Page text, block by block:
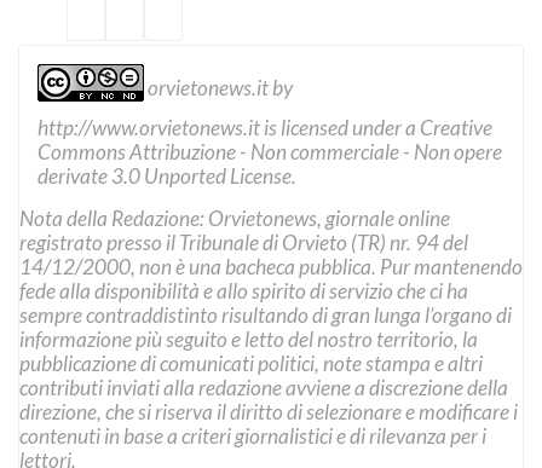
orvietonews.itby
http://www.orvietonews.itis licensed under a Creative
Commons Attribuzione - Non commerciale - Non opere
derivate 3.0 Unported License.
Nota della Redazione: Orvietonews, giornale online
registrato presso il Tribunale di Orvieto (TR) nr. 94 del
14/12/2000, non è una bacheca pubblica. Pur mantenendo
fede alla disponibilità e allo spirito di servizio che ci ha
sempre contraddistinto risultando di gran lunga l’organo di
informazione più seguito e letto del nostro territorio, la
pubblicazione di comunicati politici, note stampa e altri
contributi inviati alla redazione avviene a discrezione della
direzione, che si riserva il diritto di selezionare e modificare i
contenuti in base a criteri giornalistici e di rilevanza per i
lettori.